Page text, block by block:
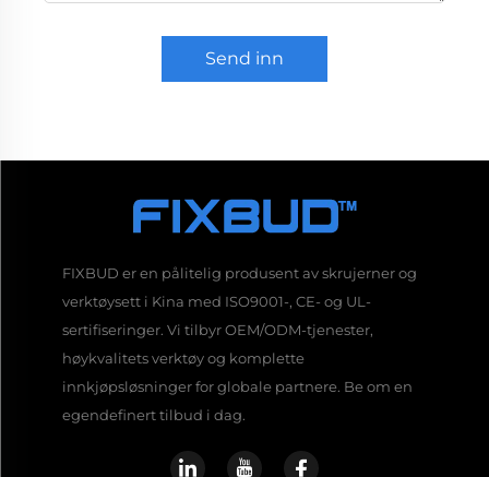
Send inn
FIXBUD er en pålitelig produsent av skrujerner og
verktøysett i Kina med ISO9001-, CE- og UL-
sertifiseringer. Vi tilbyr OEM/ODM-tjenester,
høykvalitets verktøy og komplette
innkjøpsløsninger for globale partnere. Be om en
egendefinert tilbud i dag.